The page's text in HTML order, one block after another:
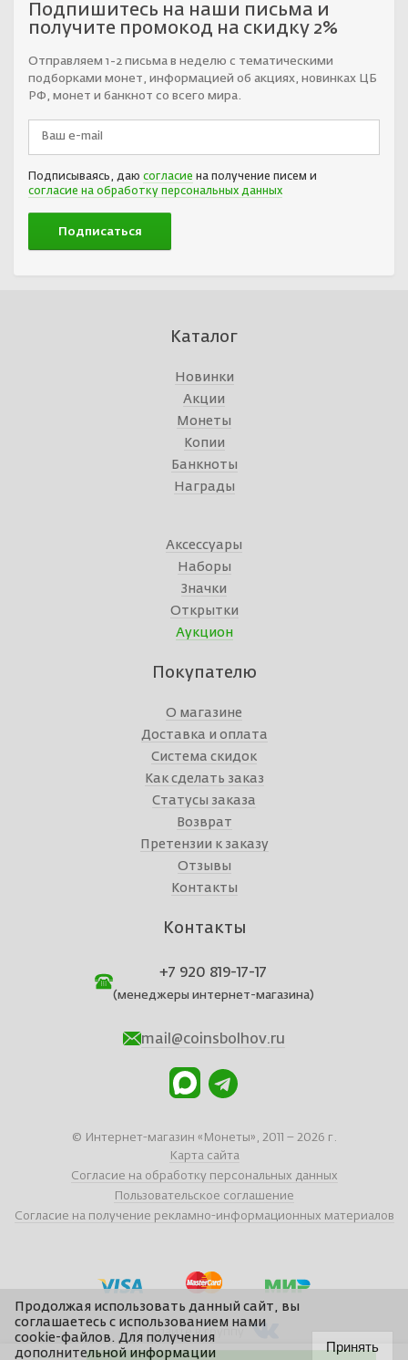
Подпишитесь на наши письма и
получите промокод на скидку 2%
Отправляем 1-2 письма в неделю с тематическими
подборками монет, информацией об акциях, новинках ЦБ
РФ, монет и банкнот со всего мира.
Подписываясь, даю согласие на получение писем и
согласие на обработку персональных данных
Каталог
Новинки
Акции
Монеты
Копии
Банкноты
Награды
Аксессуары
Наборы
Значки
Открытки
Аукцион
Покупателю
О магазине
Доставка и оплата
Система скидок
Как сделать заказ
Статусы заказа
Возврат
Претензии к заказу
Отзывы
Контакты
Контакты
+7 920 819-17-17
(менеджеры интернет-магазина)
mail@coinsbolhov.ru
© Интернет-магазин «Монеты», 2011 – 2026 г.
Карта сайта
Согласие на обработку персональных данных
Пользовательское соглашение
Согласие на получение рекламно-информационных материалов
Вступайте в группу
Продолжая использовать данный сайт, вы
соглашаетесь с использованием нами
cookie-файлов. Для получения
дополнительной информации
Принять